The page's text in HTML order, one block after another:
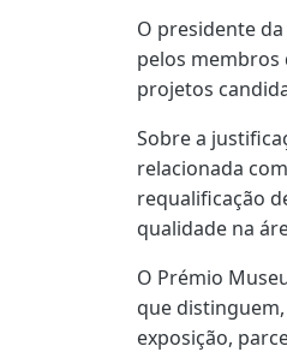
O presidente
pelos membros
projetos
Sobre a
relacionada
requalificação
qualidade na
O Prémio
que
exposição,